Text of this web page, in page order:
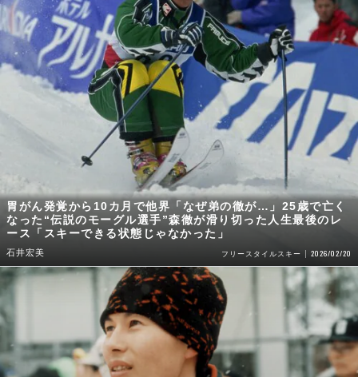
胃がん発覚から10カ月で他界「なぜ弟の徹が…」25歳で亡く
なった“伝説のモーグル選手”森徹が滑り切った人生最後のレ
ース「スキーできる状態じゃなかった」
石井宏美 フリースタイルスキー 2026/02/20